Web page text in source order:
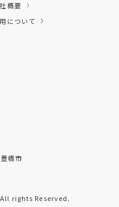
概要
について
橋市
rights Reserved.